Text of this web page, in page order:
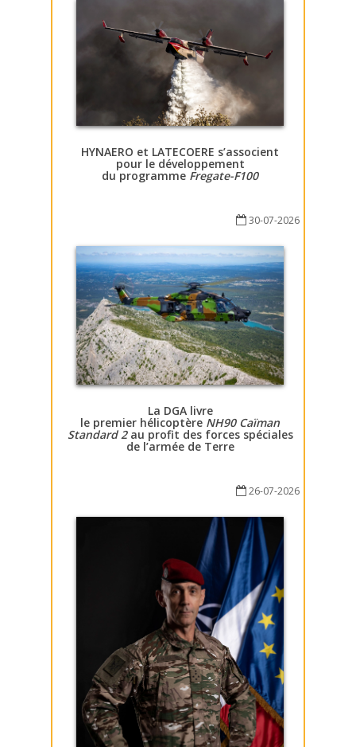
HYNAERO et LATECOERE s’associent
pour le développement
du programme Fregate-F100
30-07-2026
La DGA livre
le premier hélicoptère NH90 Caïman
Standard 2au profit des forces spéciales
de l’armée de Terre
26-07-2026